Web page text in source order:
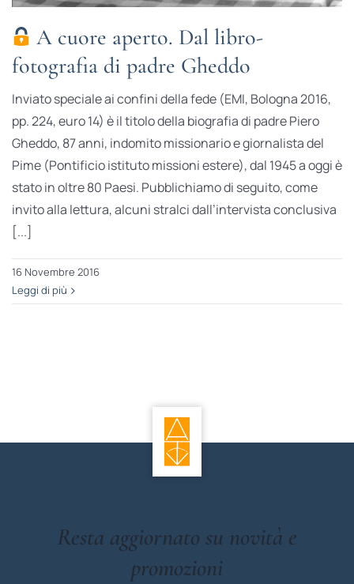
A cuore aperto. Dal libro-
fotografia di padre Gheddo
Inviato speciale ai confini della fede (EMI, Bologna 2016,
pp. 224, euro 14) è il titolo della biografia di padre Piero
Gheddo, 87 anni, indomito missionario e giornalista del
Pime (Pontificio istituto missioni estere), dal 1945 a oggi è
stato in oltre 80 Paesi. Pubblichiamo di seguito, come
invito alla lettura, alcuni stralci dall’intervista conclusiva
[...]
16 Novembre 2016
Leggi di più
Resta aggiornato su novità e
promozioni